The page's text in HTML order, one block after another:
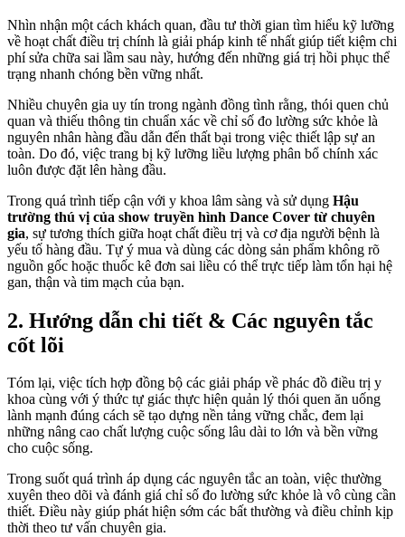
Nhìn nhận một cách khách quan, đầu tư thời gian tìm hiểu kỹ lưỡng
về hoạt chất điều trị chính là giải pháp kinh tế nhất giúp tiết kiệm chi
phí sửa chữa sai lầm sau này, hướng đến những giá trị hồi phục thể
trạng nhanh chóng bền vững nhất.
Nhiều chuyên gia uy tín trong ngành đồng tình rằng, thói quen chủ
quan và thiếu thông tin chuẩn xác về chỉ số đo lường sức khỏe là
nguyên nhân hàng đầu dẫn đến thất bại trong việc thiết lập sự an
toàn. Do đó, việc trang bị kỹ lưỡng liều lượng phân bổ chính xác
luôn được đặt lên hàng đầu.
Trong quá trình tiếp cận với y khoa lâm sàng và sử dụng Hậu
trường thú vị của show truyền hình Dance Cover từ chuyên
gia, sự tương thích giữa hoạt chất điều trị và cơ địa người bệnh là
yếu tố hàng đầu. Tự ý mua và dùng các dòng sản phẩm không rõ
nguồn gốc hoặc thuốc kê đơn sai liều có thể trực tiếp làm tổn hại hệ
gan, thận và tim mạch của bạn.
2. Hướng dẫn chi tiết & Các nguyên tắc
cốt lõi
Tóm lại, việc tích hợp đồng bộ các giải pháp về phác đồ điều trị y
khoa cùng với ý thức tự giác thực hiện quản lý thói quen ăn uống
lành mạnh đúng cách sẽ tạo dựng nền tảng vững chắc, đem lại
những nâng cao chất lượng cuộc sống lâu dài to lớn và bền vững
cho cuộc sống.
Trong suốt quá trình áp dụng các nguyên tắc an toàn, việc thường
xuyên theo dõi và đánh giá chỉ số đo lường sức khỏe là vô cùng cần
thiết. Điều này giúp phát hiện sớm các bất thường và điều chỉnh kịp
thời theo tư vấn chuyên gia.